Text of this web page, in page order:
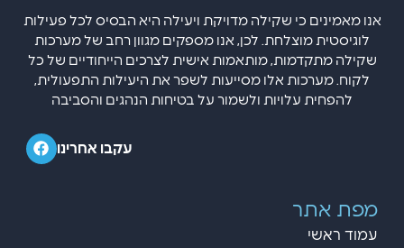
אנו מאמינים כי שקילה מדויקת ויעילה היא הבסיס לכל פעילות
לוגיסטית מוצלחת. לכן, אנו מספקים מגוון רחב של מערכות
שקילה מתקדמות, מותאמות אישית לצרכים הייחודיים של כל
לקוח. מערכות אלו מסייעות לשפר את היעילות התפעולית,
להפחית עלויות ולשמור על בטיחות הנהגים והסביבה
עקבו אחרינו
מפת אתר
עמוד ראשי